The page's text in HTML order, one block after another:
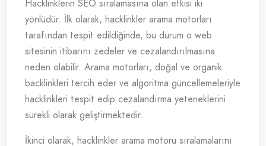
Hacklinklerin SEO sıralamasına olan etkisi iki
yönlüdür. İlk olarak, hacklinkler arama motorları
tarafından tespit edildiğinde, bu durum o web
sitesinin itibarını zedeler ve cezalandırılmasına
neden olabilir. Arama motorları, doğal ve organik
backlinkleri tercih eder ve algoritma güncellemeleriyle
hacklinkleri tespit edip cezalandırma yeteneklerini
sürekli olarak geliştirmektedir.
İkinci olarak, hacklinkler arama motoru sıralamalarını